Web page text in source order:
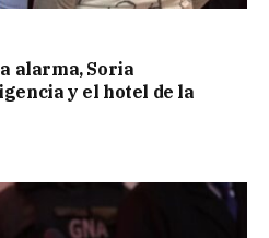
alarma, Soria
y el hotel de la